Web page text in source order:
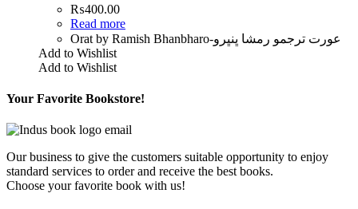
₨400.00
Read more
Orat by Ramish Bhanbharo-عورت ترجمو رمشا ڀنڀرو
Add to Wishlist
Add to Wishlist
Your Favorite Bookstore!
Our business to give the customers suitable opportunity to enjoy
standard services to order and receive the best books.
Choose your favorite book with us!